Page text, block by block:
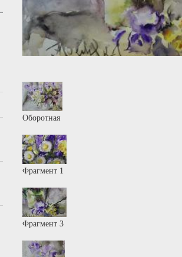
Оборотная
Фрагмент 1
Фрагмент 3